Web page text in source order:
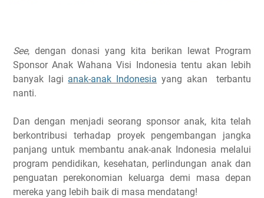
See, dengan donasi yang kita berikan lewat Program
Sponsor Anak Wahana Visi Indonesia tentu akan lebih
banyak lagi anak-anak Indonesia yang akan terbantu
nanti.
Dan dengan menjadi seorang sponsor anak, kita telah
berkontribusi terhadap proyek pengembangan jangka
panjang untuk membantu anak-anak Indonesia melalui
program pendidikan, kesehatan, perlindungan anak dan
penguatan perekonomian keluarga demi masa depan
mereka yang lebih baik di masa mendatang!